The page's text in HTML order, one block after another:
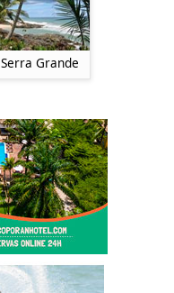
Serra Grande